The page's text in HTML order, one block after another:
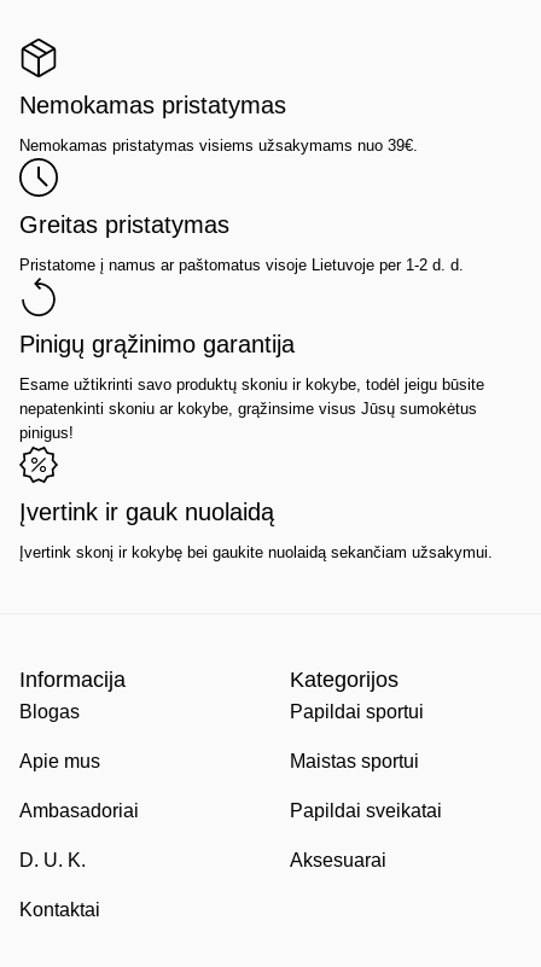
Nemokamas pristatymas
Nemokamas pristatymas visiems užsakymams nuo 39€.
Greitas pristatymas
Pristatome į namus ar paštomatus visoje Lietuvoje per 1-2 d. d.
Pinigų grąžinimo garantija
Esame užtikrinti savo produktų skoniu ir kokybe, todėl jeigu būsite
nepatenkinti skoniu ar kokybe, grąžinsime visus Jūsų sumokėtus
pinigus!
Įvertink ir gauk nuolaidą
Įvertink skonį ir kokybę bei gaukite nuolaidą sekančiam užsakymui.
Informacija
Blogas
Apie mus
Ambasadoriai
D. U. K.
Kontaktai
Kategorijos
Papildai sportui
Maistas sportui
Papildai sveikatai
Aksesuarai